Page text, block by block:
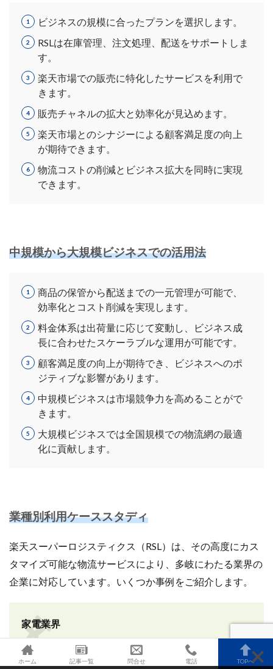
ビジネスの規模に合ったプランを選択します。
RSLは在庫管理、注文処理、配送をサポートしま
す。
楽天市場での販売に特化したサービスを利用で
きます。
販売チャネルの拡大と効率化が見込めます。
楽天市場とのシナジーによる顧客満足度の向上
が期待できます。
物流コストの削減とビジネス拡大を同時に実現
できます。
中規模から大規模ビジネスでの活用法
商品の保管から配送までの一元管理が可能で、
効率化とコスト削減を実現します。
料金体系は出荷量に応じて変動し、ビジネス成
長に合わせたスケーラブルな運用が可能です。
顧客満足度の向上が期待でき、ビジネスへのポ
ジティブな影響があります。
中規模ビジネスは市場競争力を高めることがで
きます。
大規模ビジネスでは全国規模での物流網の最適
化に貢献します。
業種別利用ケーススタディ
楽天スーパーロジスティクス（RSL）は、その高度にカス
タマイズ可能な物流サービスにより、多岐にわたる業界の
企業に対応しています。いくつか事例をご紹介します。
家電業界
家電製品はサイズが大きく、輸送中の取り扱いに注意が必
ホーム 記事一覧 問合せ 電話 TOPへ